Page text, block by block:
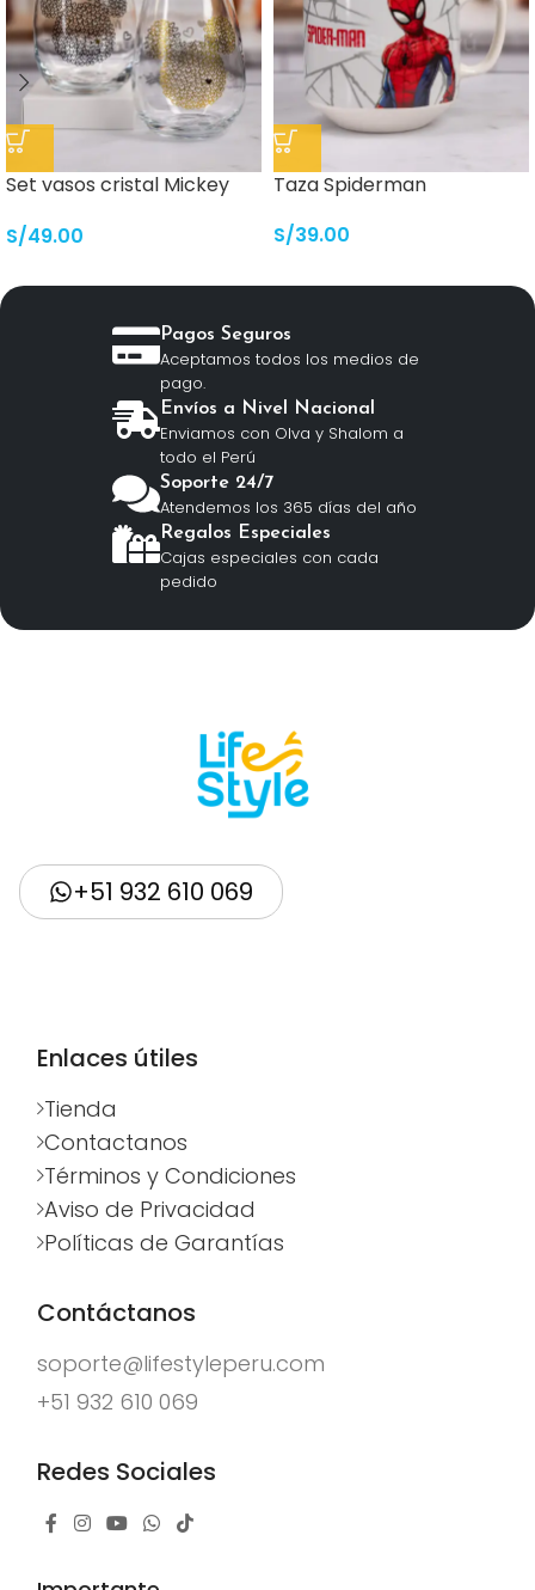
Set vasos cristal Mickey
S/49.00
Taza Spiderman
S/39.00
Pagos Seguros
Aceptamos todos los medios de
pago.
Envíos a Nivel Nacional
Enviamos con Olva y Shalom a
todo el Perú
Soporte 24/7
Atendemos los 365 días del año
Regalos Especiales
Cajas especiales con cada
pedido
+51 932 610 069
Enlaces útiles
Tienda
Contactanos
Términos y Condiciones
Aviso de Privacidad
Políticas de Garantías
Contáctanos
soporte@lifestyleperu.com
+51 932 610 069
Redes Sociales